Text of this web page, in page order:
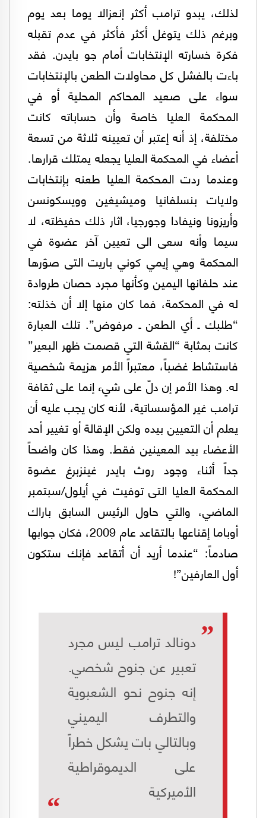
لذلك، يبدو ترامب أكثر إنعزالا يوما بعد يوم
وبرغم ذلك يتوغل أكثر فأكثر في عدم تقبله
فكرة خسارته الإنتخابات أمام جو بايدن. فقد
باءت بالفشل كل محاولات الطعن بالإنتخابات
سواء على صعيد المحاكم المحلية أو في
المحكمة العليا خاصة وأن حساباته كانت
مختلفة، إذ أنه إعتبر أن تعيينه ثلاثة من تسعة
أعضاء في المحكمة العليا يجعله يمتلك قرارها.
وعندما ردت المحكمة العليا طعنه بإنتخابات
ولايات بنسلفانيا وميشيغين وويسكونسن
وأريزونا ونيفادا وجورجيا، اثار ذلك حفيظته، لا
سيما وأنه سعى الى تعيين آخر عضوة في
المحكمة وهي إيمي كوني باريت التى صوّرها
عند حلفانها اليمين وكأنها مجرد حصان طروادة
له في المحكمة، فما كان منها إلا أن خذلته:
“طلبك ـ أي الطعن ـ مرفوض”. تلك العبارة
كانت بمثابة “القشة التي قصمت ظهر البعير”
فاستشاط غضباً، معتبراً الأمر هزيمة شخصية
له. وهذا الأمر إن دلّ على شيء إنما على ثقافة
ترامب غير المؤسساتية، لأنه كان يجب عليه أن
يعلم أن التعيين بيده ولكن الإقالة أو تغيير أحد
الأعضاء بيد المعينين فقط. وهذا كان واضحاً
جداً أثناء وجود روث بايدر غينزبرغ عضوة
المحكمة العليا التى توفيت في أيلول/سبتمبر
الماضي، والتي حاول الرئيس السابق باراك
أوباما إقناعها بالتقاعد عام 2009، فكان جوابها
صادماً: “عندما أريد أن أتقاعد فإنك ستكون
أول العارفين”!
دونالد ترامب ليس مجرد
تعبير عن جنوح شخصي.
إنه جنوح نحو الشعبوية
والتطرف اليميني
وبالتالي بات يشكل خطراً
على الديموقراطية
الأميركية